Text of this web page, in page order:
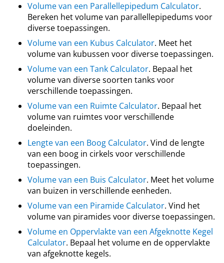
Volume van een Parallellepipedum Calculator.
Bereken het volume van parallellepipedums voor
diverse toepassingen.
Volume van een Kubus Calculator. Meet het
volume van kubussen voor diverse toepassingen.
Volume van een Tank Calculator. Bepaal het
volume van diverse soorten tanks voor
verschillende toepassingen.
Volume van een Ruimte Calculator. Bepaal het
volume van ruimtes voor verschillende
doeleinden.
Lengte van een Boog Calculator. Vind de lengte
van een boog in cirkels voor verschillende
toepassingen.
Volume van een Buis Calculator. Meet het volume
van buizen in verschillende eenheden.
Volume van een Piramide Calculator. Vind het
volume van piramides voor diverse toepassingen.
Volume en Oppervlakte van een Afgeknotte Kegel
Calculator. Bepaal het volume en de oppervlakte
van afgeknotte kegels.